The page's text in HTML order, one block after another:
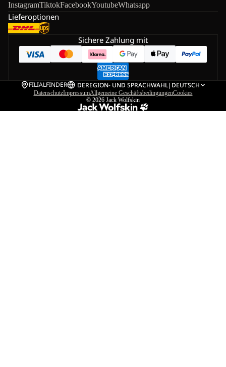
InstagramTiktokFacebookYoutubeWhatsapp
Lieferoptionen
Sichere Zahlung mit
FILIALFINDER DEREGION- UND SPRACHWAHL| DEUTSCH
DatenschutzImpressumAllgemeine GeschäftsbedingungenCookies
© 2026 Jack Wolfskin